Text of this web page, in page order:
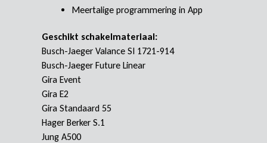
Meertalige programmering in App
Geschikt schakelmateriaal:
Busch-Jaeger Valance SI 1721-914
Busch-Jaeger Future Linear
Gira Event
Gira E2
Gira Standaard 55
Hager Berker S.1
Jung A500